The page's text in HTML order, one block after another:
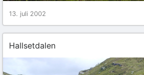
13. juli 2002
Hallsetdalen